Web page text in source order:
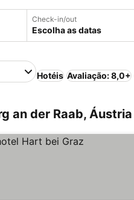
Check-in/out
Escolha as datas
Hotéis Avaliação: 8,0+
an der Raab, Áustria